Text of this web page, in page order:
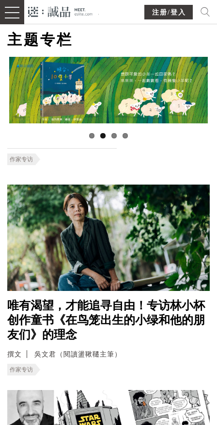
注册/登入
主题专栏
作家专访
唯有渴望，才能追寻自由！专访林小杯
创作童书《在鸟笼出生的小绿和他的朋
友们》的理念
撰文 吳文君（閱讀盪鞦韆主筆）
作家专访